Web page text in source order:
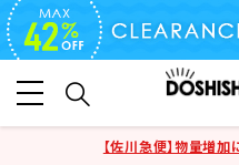
【佐川急便】物量増